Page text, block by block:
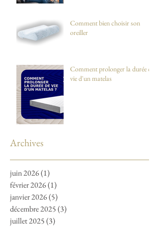
Comment bien choisir son
oreiller
Comment prolonger la durée de
vie d'un matelas
Archives
juin 2026(1)
février 2026(1)
janvier 2026(5)
décembre 2025(3)
juillet 2025(3)